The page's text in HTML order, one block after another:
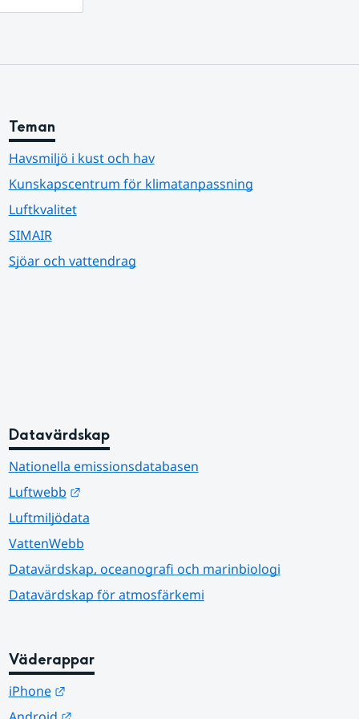
Teman
Havsmiljö i kust och hav
Kunskapscentrum för klimatanpassning
Luftkvalitet
SIMAIR
Sjöar och vattendrag
Datavärdskap
Nationella emissionsdatabasen
Luftwebb
Länk till annan webbplats.
Luftmiljödata
VattenWebb
Datavärdskap, oceanografi och marinbiologi
Datavärdskap för atmosfärkemi
Väderappar
iPhone
Länk till annan webbplats.